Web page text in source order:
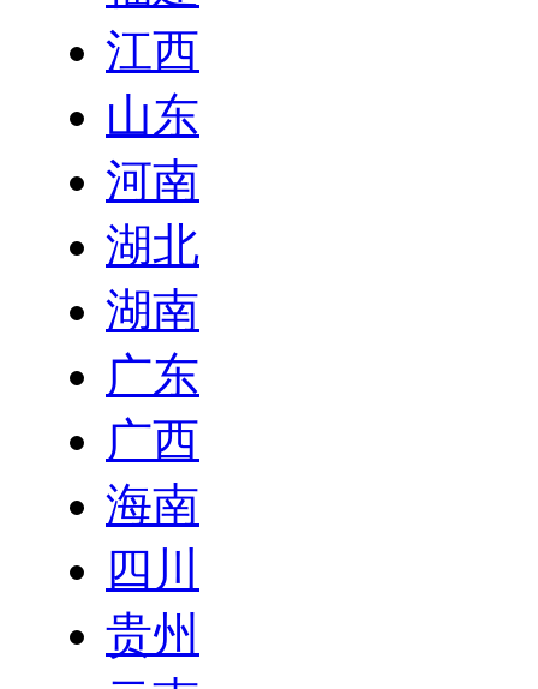
江西
山东
河南
湖北
湖南
广东
广西
海南
四川
贵州